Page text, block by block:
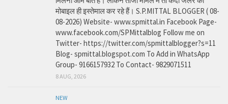
मोबाइल ही इस्तेमाल कर रहे हैं। S.P.MITTAL BLOGGER ( 08-
08-2026) Website- www.spmittal.in Facebook Page-
www.facebook.com/SPMittalblog Follow me on
Twitter- https://twitter.com/spmittalblogger?s=11
Blog- spmittal.blogspot.com To Add in WhatsApp
Group- 9166157932 To Contact- 9829071511
8 AUG, 2026
NEW